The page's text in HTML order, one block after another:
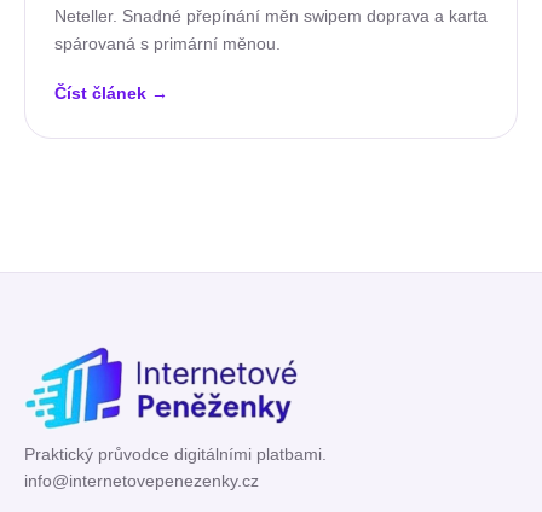
Neteller. Snadné přepínání měn swipem doprava a karta
spárovaná s primární měnou.
Číst článek →
Praktický průvodce digitálními platbami.
info@internetovepenezenky.cz